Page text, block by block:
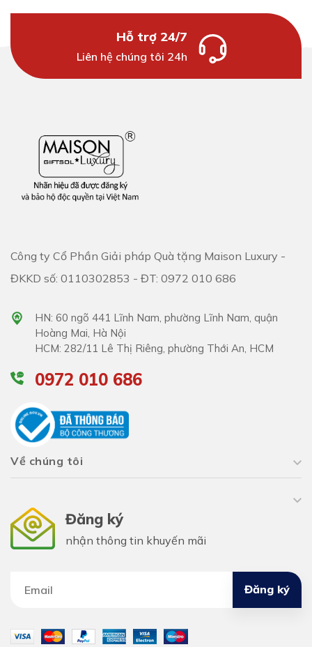
Hỗ trợ 24/7
Liên hệ chúng tôi 24h
Công ty Cổ Phần Giải pháp Quà tặng Maison Luxury -
ĐKKD số: 0110302853 - ĐT: 0972 010 686
HN: 60 ngõ 441 Lĩnh Nam, phường Lĩnh Nam, quận
Hoàng Mai, Hà Nội
HCM: 282/11 Lê Thị Riêng, phường Thới An, HCM
0972 010 686
Về chúng tôi
Đăng ký
nhận thông tin khuyến mãi
Đăng ký